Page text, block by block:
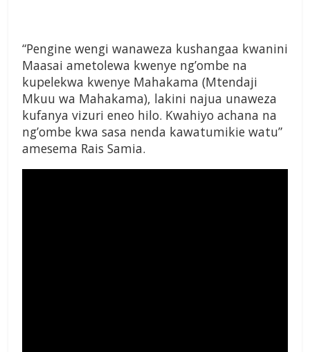
“Pengine wengi wanaweza kushangaa kwanini
Maasai ametolewa kwenye ng’ombe na
kupelekwa kwenye Mahakama (Mtendaji
Mkuu wa Mahakama), lakini najua unaweza
kufanya vizuri eneo hilo. Kwahiyo achana na
ng’ombe kwa sasa nenda kawatumikie watu”
amesema Rais Samia.